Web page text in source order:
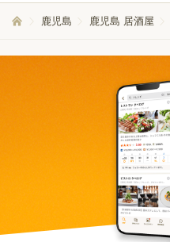
鹿児島 鹿児島 居酒屋